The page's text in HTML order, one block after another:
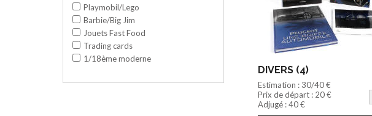
Playmobil/Lego
Barbie/Big Jim
Jouets Fast Food
Trading cards
1/18ème moderne
DIVERS (4)
Estimation : 30/40 €
Prix de départ : 20 €
Adjugé : 40 €